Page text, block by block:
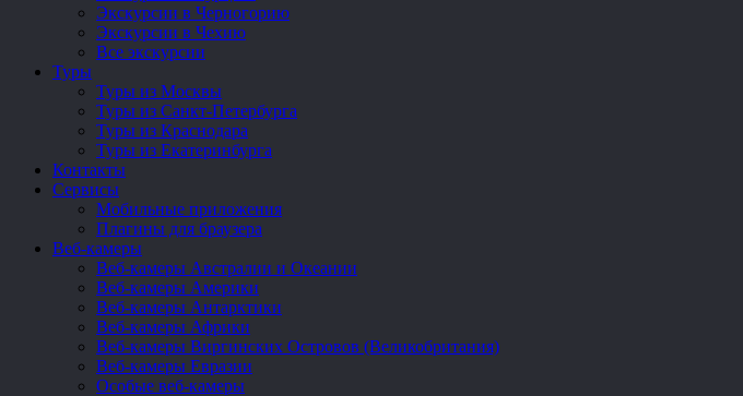
Экскурсии в Черногорию
Экскурсии в Чехию
Все экскурсии
Туры
Туры из Москвы
Туры из Санкт-Петербурга
Туры из Краснодара
Туры из Екатеринбурга
Контакты
Сервисы
Мобильные приложения
Плагины для браузера
Веб-камеры
Веб-камеры Австралии и Океании
Веб-камеры Америки
Веб-камеры Антарктики
Веб-камеры Африки
Веб-камеры Виргинских Островов (Великобритания)
Веб-камеры Евразии
Особые веб-камеры